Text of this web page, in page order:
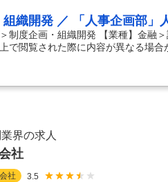
織開発 ／ 「人事企画部」
＞制度企画・組織開発 【業種】金融
で閲覧された際に内容が異なる場合
は全世界で約26,000人、日本国内で
ジネスを展開するグローバル金融
部は、野村グループの人事グルー
ィング機能を担っています。 ・人的
界の求人
社
社 3.5